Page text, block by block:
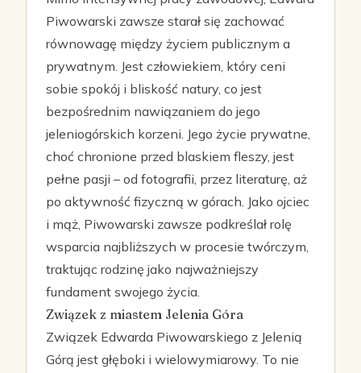
Piwowarski zawsze starał się zachować
równowagę między życiem publicznym a
prywatnym. Jest człowiekiem, który ceni
sobie spokój i bliskość natury, co jest
bezpośrednim nawiązaniem do jego
jeleniogórskich korzeni. Jego życie prywatne,
choć chronione przed blaskiem fleszy, jest
pełne pasji – od fotografii, przez literaturę, aż
po aktywność fizyczną w górach. Jako ojciec
i mąż, Piwowarski zawsze podkreślał rolę
wsparcia najbliższych w procesie twórczym,
traktując rodzinę jako najważniejszy
fundament swojego życia.
Związek z miastem Jelenia Góra
Związek Edwarda Piwowarskiego z Jelenią
Górą jest głęboki i wielowymiarowy. To nie